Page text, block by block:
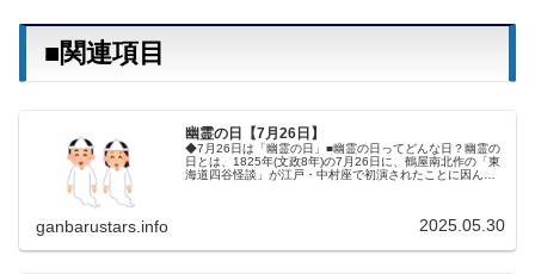
■関連項目
幽霊の日【7月26日】
◆7月26日は「幽霊の日」■幽霊の日ってどんな日？幽霊の
日とは、1825年(文政8年)の7月26日に、鶴屋南北作の「東
海道四谷怪談」が江戸・中村座で初演されたことに因んで
ganbarustars.info 2025.05.30